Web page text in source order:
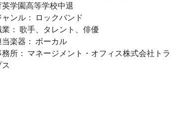
英学園高等学校中退
ャンル： ロックバンド
業： 歌手、タレント、俳優
当楽器： ボーカル
務所： マネージメント・オフィス株式会社トラ
ス